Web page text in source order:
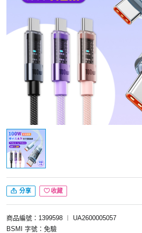
分享 收藏
商品編號：1399598 ︱
UA2600005057
BSMI 字號：免驗